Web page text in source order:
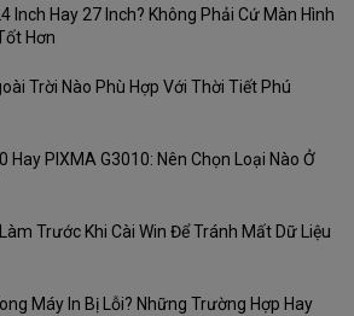
Inch Hay 27 Inch? Không Phải Cứ Màn Hình
Hơn
Trời Nào Phù Hợp Với Thời Tiết Phú
Hay PIXMA G3010: Nên Chọn Loại Nào Ở
Trước Khi Cài Win Để Tránh Mất Dữ Liệu
Máy In Bị Lỗi? Những Trường Hợp Hay